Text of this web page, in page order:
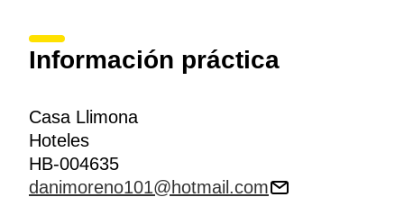
Información práctica
Casa Llimona
Hoteles
HB-004635
danimoreno101@hotmail.com